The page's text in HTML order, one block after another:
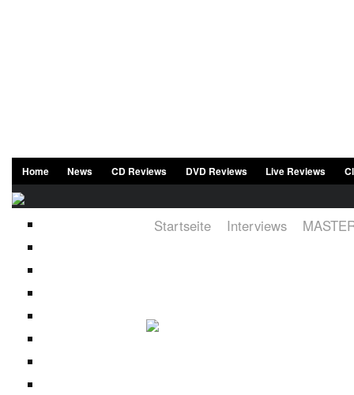
Home News CD Reviews DVD Reviews Live Reviews
Startseite Interviews